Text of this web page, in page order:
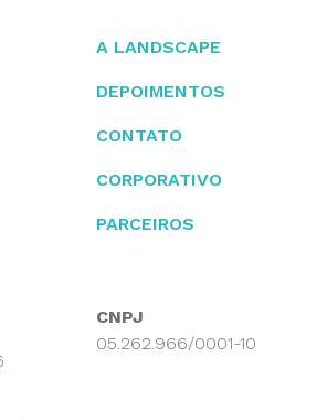
A LANDSCAPE
DEPOIMENTOS
CONTATO
CORPORATIVO
PARCEIROS
CNPJ
05.262.966/0001-10